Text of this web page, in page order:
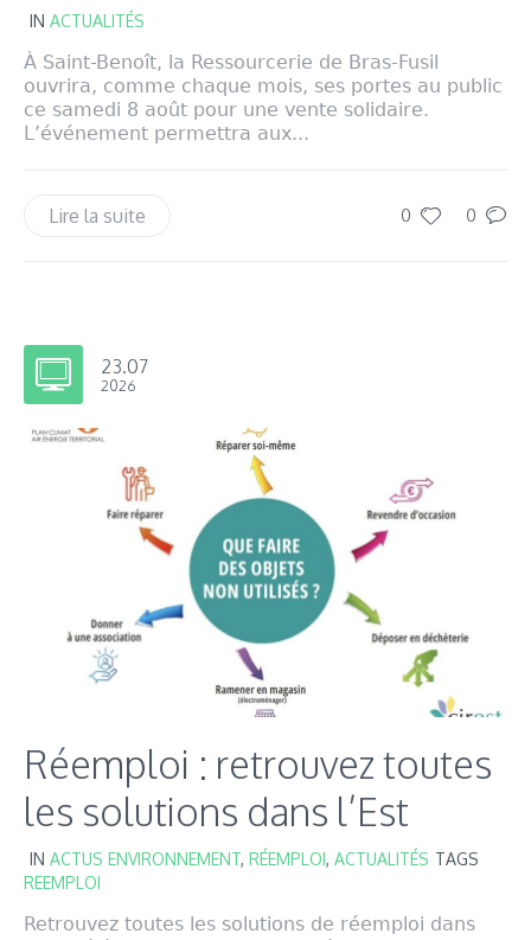
IN ACTUALITÉS
À Saint-Benoît, la Ressourcerie de Bras-Fusil
ouvrira, comme chaque mois, ses portes au public
ce samedi 8 août pour une vente solidaire.
L’événement permettra aux...
0 0
Lire la suite
23.07
2026
Réemploi : retrouvez toutes
les solutions dans l’Est
IN ACTUS ENVIRONNEMENT, RÉEMPLOI, ACTUALITÉS TAGS
REEMPLOI
Retrouvez toutes les solutions de réemploi dans